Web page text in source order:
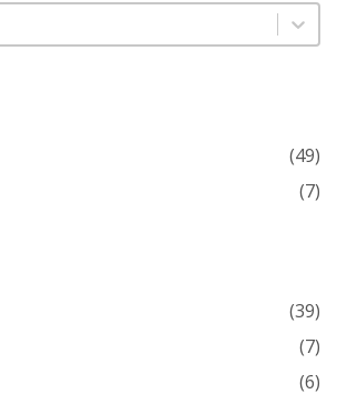
(49)
(7)
(39)
(7)
(6)